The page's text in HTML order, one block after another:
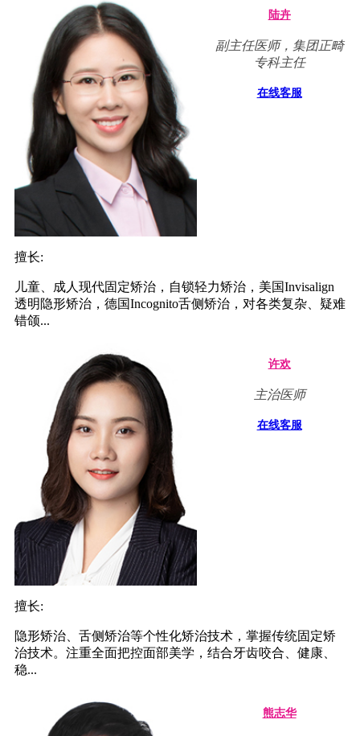
陆卉
副主任医师，集团正畸
专科主任
在线客服
擅长:
儿童、成人现代固定矫治，自锁轻力矫治，美国Invisalign
透明隐形矫治，德国Incognito舌侧矫治，对各类复杂、疑难
错颌...
许欢
主治医师
在线客服
擅长:
隐形矫治、舌侧矫治等个性化矫治技术，掌握传统固定矫
治技术。注重全面把控面部美学，结合牙齿咬合、健康、
稳...
熊志华